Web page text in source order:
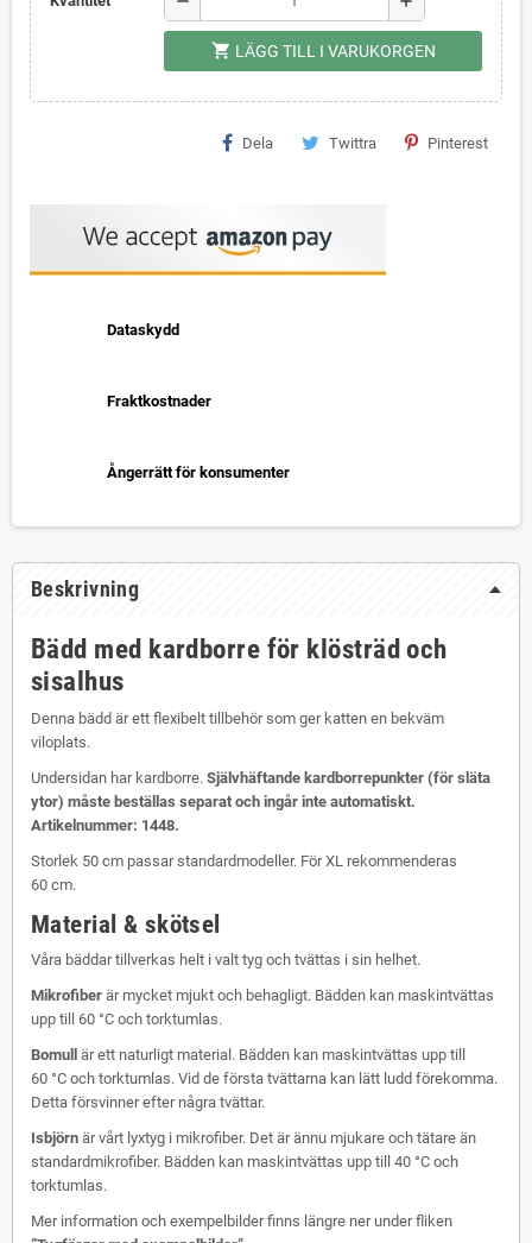
shopping_cart LÄGG TILL I VARUKORGEN
Dela Twittra Pinterest
Dataskydd
Fraktkostnader
Ångerrätt för konsumenter
Beskrivning
Bädd med kardborre för klösträd och
sisalhus
Denna bädd är ett flexibelt tillbehör som ger katten en bekväm
viloplats.
Undersidan har kardborre. Självhäftande kardborrepunkter (för släta
ytor) måste beställas separat och ingår inte automatiskt.
Artikelnummer: 1448.
Storlek 50 cm passar standardmodeller. För XL rekommenderas
60 cm.
Material & skötsel
Våra bäddar tillverkas helt i valt tyg och tvättas i sin helhet.
Mikrofiber är mycket mjukt och behagligt. Bädden kan maskintvättas
upp till 60 °C och torktumlas.
Bomull är ett naturligt material. Bädden kan maskintvättas upp till
60 °C och torktumlas. Vid de första tvättarna kan lätt ludd förekomma.
Detta försvinner efter några tvättar.
Isbjörn är vårt lyxtyg i mikrofiber. Det är ännu mjukare och tätare än
standardmikrofiber. Bädden kan maskintvättas upp till 40 °C och
torktumlas.
Mer information och exempelbilder finns längre ner under fliken